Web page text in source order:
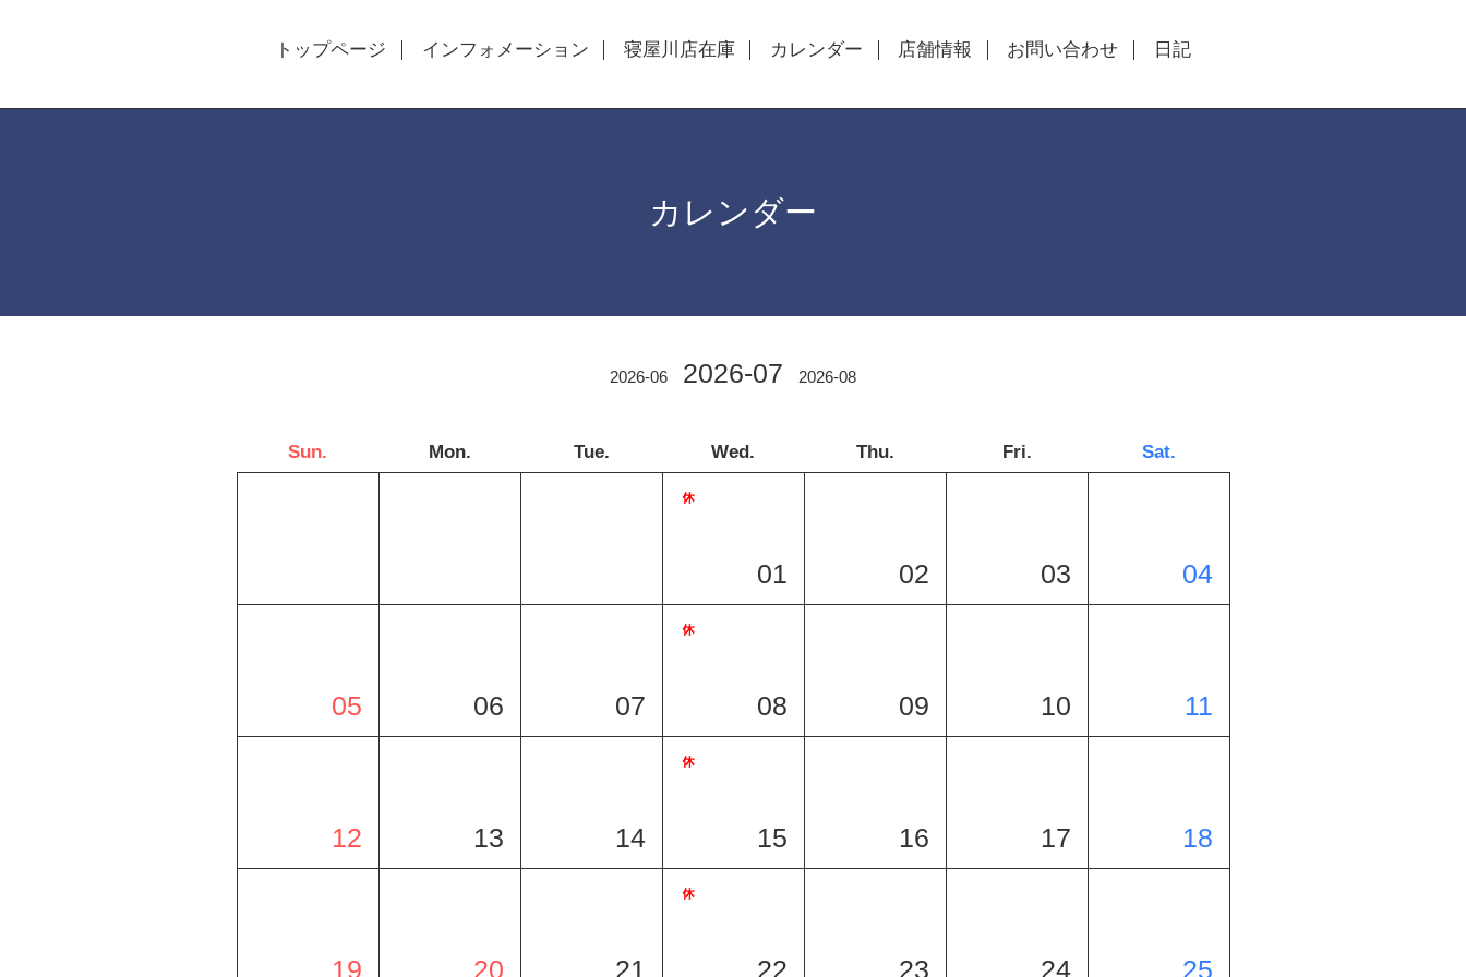
トップページ インフォメーション 寝屋川店在庫 カレンダー 店舗情報 お問い合わせ 日記
カレンダー
2026-06 2026-07 2026-08
Sun. Mon. Tue. Wed. Thu. Fri. Sat.
01 02 03 04
05 06 07 08 09 10 11
12 13 14 15 16 17 18
19 20 21 22 23 24 25